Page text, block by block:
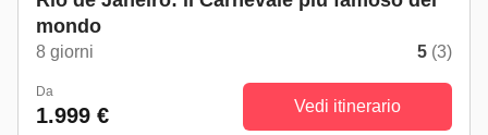
mondo
8 giorni 5 (3)
Da
1.999 € Vedi itinerario